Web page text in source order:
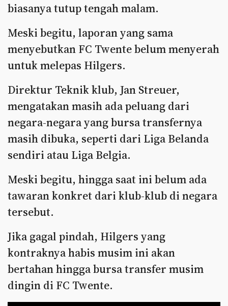
biasanya tutup tengah malam.
Meski begitu, laporan yang sama
menyebutkan FC Twente belum menyerah
untuk melepas Hilgers.
Direktur Teknik klub, Jan Streuer,
mengatakan masih ada peluang dari
negara-negara yang bursa transfernya
masih dibuka, seperti dari Liga Belanda
sendiri atau Liga Belgia.
Meski begitu, hingga saat ini belum ada
tawaran konkret dari klub-klub di negara
tersebut.
Jika gagal pindah, Hilgers yang
kontraknya habis musim ini akan
bertahan hingga bursa transfer musim
dingin di FC Twente.